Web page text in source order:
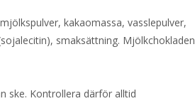
kakaomassa, vasslepulver,
smaksättning. Mjölkchokladen
ske. Kontrollera därför alltid